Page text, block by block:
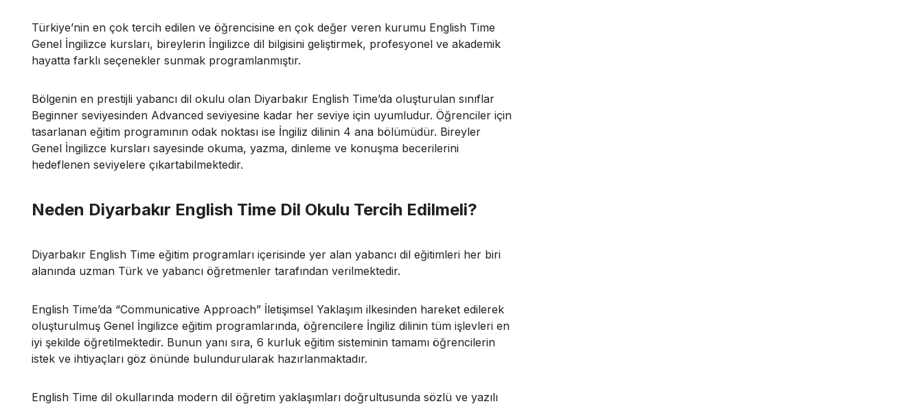
Türkiye’nin en çok tercih edilen ve öğrencisine en çok değer veren kurumu English Time
Genel İngilizce kursları, bireylerin İngilizce dil bilgisini geliştirmek, profesyonel ve akademik
hayatta farklı seçenekler sunmak programlanmıştır.
Bölgenin en prestijli yabancı dil okulu olan Diyarbakır English Time’da oluşturulan sınıflar
Beginner seviyesinden Advanced seviyesine kadar her seviye için uyumludur. Öğrenciler için
tasarlanan eğitim programının odak noktası ise İngiliz dilinin 4 ana bölümüdür. Bireyler
Genel İngilizce kursları sayesinde okuma, yazma, dinleme ve konuşma becerilerini
hedeflenen seviyelere çıkartabilmektedir.
Neden Diyarbakır English Time Dil Okulu Tercih Edilmeli?
Diyarbakır English Time eğitim programları içerisinde yer alan yabancı dil eğitimleri her biri
alanında uzman Türk ve yabancı öğretmenler tarafından verilmektedir.
English Time’da “Communicative Approach” İletişimsel Yaklaşım ilkesinden hareket edilerek
oluşturulmuş Genel İngilizce eğitim programlarında, öğrencilere İngiliz dilinin tüm işlevleri en
iyi şekilde öğretilmektedir. Bunun yanı sıra, 6 kurluk eğitim sisteminin tamamı öğrencilerin
istek ve ihtiyaçları göz önünde bulundurularak hazırlanmaktadır.
English Time dil okullarında modern dil öğretim yaklaşımları doğrultusunda sözlü ve yazılı